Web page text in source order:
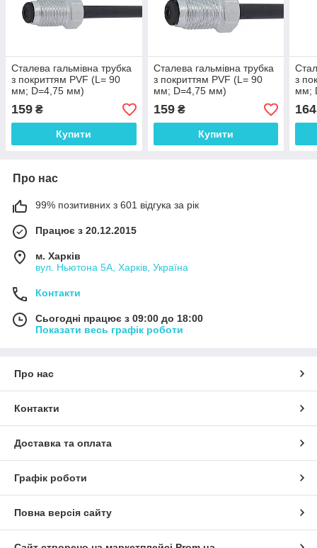
Сталева гальмівна трубка
з покриттям PVF (L= 90
мм; D=4,75 мм)
універсальна з
наконечниками 104/105 -
WP1655PVF
159 ₴
Купити
Сталева гальмівна трубка
з покриттям PVF (L= 90
мм; D=4,75 мм)
універсальна з
наконечниками 105/105 -
WP984PVF
159₴
Купити
з
мм;
-
164
Про нас
99% позитивних з 601 відгука за рік
Працює з 20.12.2015
м. Харків
вул. Ньютона 5А, Харків, Україна
Контакти
Сьогодні працює з 09:00 до 18:00
Показати весь графік роботи
Про нас
Контакти
Доставка та оплата
Графік роботи
Повна версія сайту